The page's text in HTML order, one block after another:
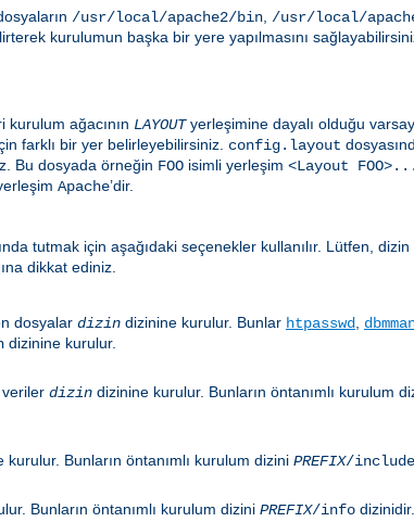
/usr/local/apache2/bin, /usr/local/
kurulumun başka bir yere yapılmasını
ağacının LAYOUTyerleşimine dayalı olduğu
farklı bir yer belirleyebilirsiniz. config.layout
Bu dosyada örneğin FOO isimli yerleşim <Layout
Apache’dir.
tutmak için aşağıdaki seçenekler kullanılır. Lütfen, dizin
dikkat ediniz.
dosyalar dizin dizinine kurulur. Bunlar htpasswd
dizinine kurulur.
veriler dizin dizinine kurulur. Bunların öntanımlı kurulum
kurulur. Bunların öntanımlı kurulum dizini PREFIX/include
Bunların öntanımlı kurulum dizini PREFIX/info